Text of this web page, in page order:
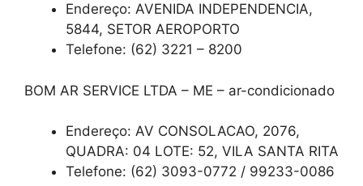
Endereço: AVENIDA INDEPENDENCIA,
5844, SETOR AEROPORTO
Telefone: (62) 3221 – 8200
BOM AR SERVICE LTDA – ME – ar-condicionado
Endereço: AV CONSOLACAO, 2076,
QUADRA: 04 LOTE: 52, VILA SANTA RITA
Telefone: (62) 3093-0772 / 99233-0086